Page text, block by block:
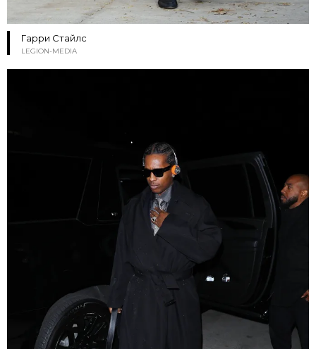
Гарри Стайлс
LEGION-MEDIA